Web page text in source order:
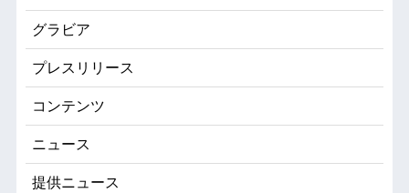
グラビア
プレスリリース
コンテンツ
ニュース
提供ニュース